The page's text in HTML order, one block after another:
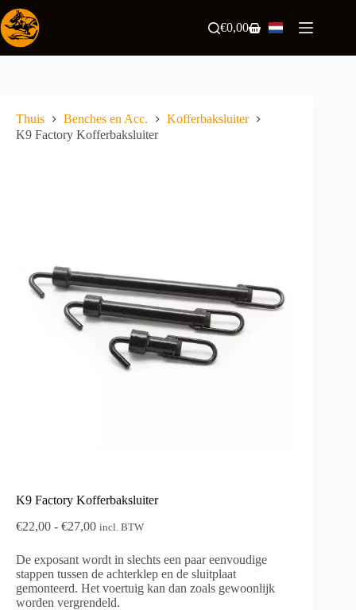
naar
de
inhoud
Winkelwagen
€0,00
Thuis Benches en Acc.
Kofferbaksluiter
K9 Factory Kofferbaksluiter
K9 Factory Kofferbaksluiter
€22,00 - €27,00Prijsklasse:
tot
€27,00
incl. BTW
De exposant wordt in slechts een paar eenvoudige
stappen tussen de achterklep en de sluitplaat
gemonteerd. Het voertuig kan dan zoals gewoonlijk
worden vergrendeld.